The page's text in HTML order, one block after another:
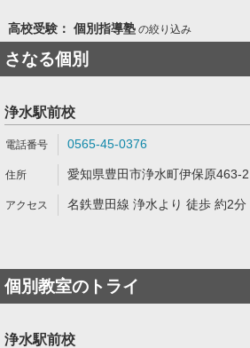
高校受験： 個別指導塾の絞り込み
さなる個別
浄水駅前校
0565-45-0376
愛知県豊田市浄水町伊保原463-2
名鉄豊田線 浄水より 徒歩 約2分
個別教室のトライ
浄水駅前校